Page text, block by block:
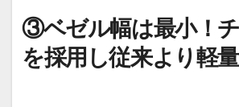
③ベゼル幅は最小！
を採用し従来より軽